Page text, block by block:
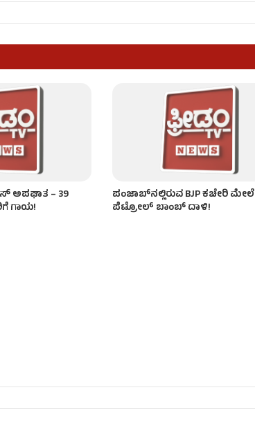
ಅಪಘಾತ – 39
ಗಾಯ!
ಪಂಜಾಬ್‌ನಲ್ಲಿರುವ BJP ಕಚೇರಿ ಮೇಲೆ
ಪೆಟ್ರೋಲ್ ಬಾಂಬ್ ದಾಳಿ!